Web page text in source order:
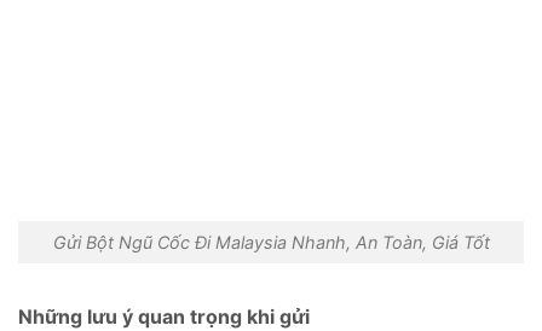
Gửi Bột Ngũ Cốc Đi Malaysia Nhanh, An Toàn, Giá Tốt
Những lưu ý quan trọng khi gửi